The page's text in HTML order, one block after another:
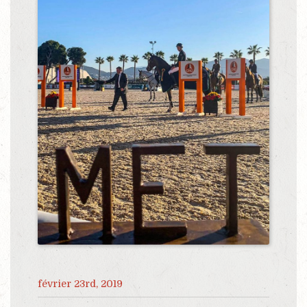
février 23rd, 2019